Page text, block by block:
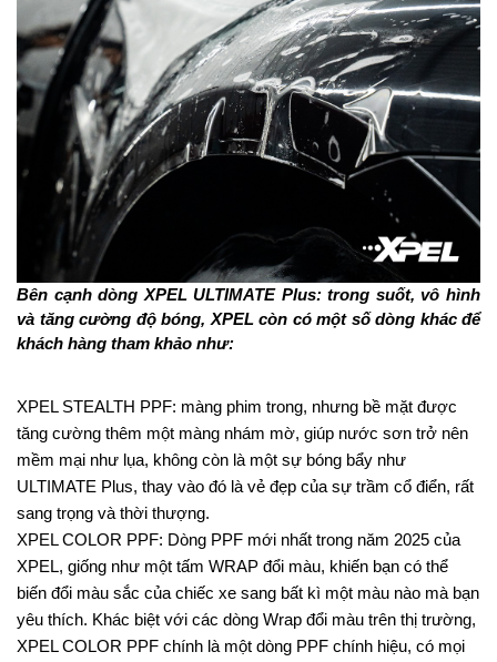
Bên cạnh dòng XPEL ULTIMATE Plus: trong suốt, vô hình
và tăng cường độ bóng, XPEL còn có một số dòng khác để
khách hàng tham khảo như:
XPEL STEALTH PPF: màng phim trong, nhưng bề mặt được
tăng cường thêm một màng nhám mờ, giúp nước sơn trở nên
mềm mại như lụa, không còn là một sự bóng bẩy như
ULTIMATE Plus, thay vào đó là vẻ đẹp của sự trầm cổ điển, rất
sang trọng và thời thượng.
XPEL COLOR PPF: Dòng PPF mới nhất trong năm 2025 của
XPEL, giống như một tấm WRAP đổi màu, khiến bạn có thể
biến đổi màu sắc của chiếc xe sang bất kì một màu nào mà bạn
yêu thích. Khác biệt với các dòng Wrap đổi màu trên thị trường,
XPEL COLOR PPF chính là một dòng PPF chính hiệu, có mọi